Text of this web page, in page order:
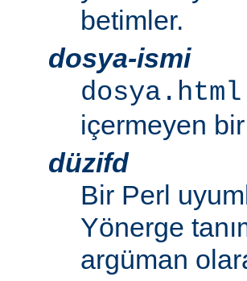
betimler.
dosya-ismi
dosya.html
içermeyen
düzifd
Bir Perl
Yönerge
argüman